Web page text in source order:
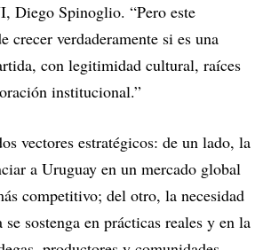
Diego Spinoglio. “Pero este
crecer verdaderamente si es una
con legitimidad cultural, raíces
institucional.”
vectores estratégicos: de un lado, la
a Uruguay en un mercado global
competitivo; del otro, la necesidad
sostenga en prácticas reales y en la